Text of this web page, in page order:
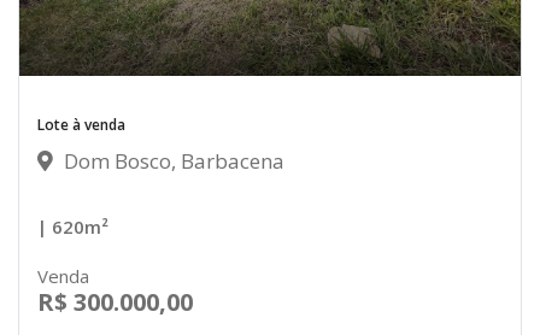
Lote à venda
Dom Bosco, Barbacena
| 620m²
Venda
R$ 300.000,00